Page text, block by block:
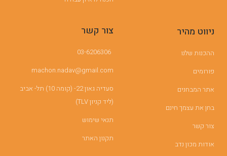
ניווט מהיר
ההכנות שלנו
פורומים
אתר המבחנים
בחן את עצמך חינם
צור קשר
אודות מכון נדב
צור קשר
03-6206306
machon.nadav@gmail.com
סעדיה גאון 22- (קומה 10) תל- אביב
(ליד קניון TLV)
תנאי שימוש
תקנון האתר